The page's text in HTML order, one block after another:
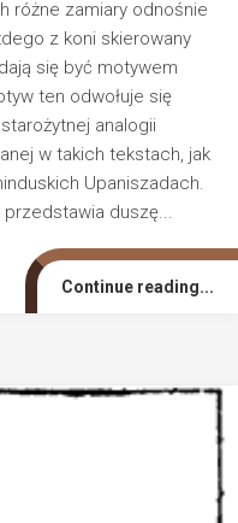
różne zamiary odnośnie
z koni skierowany
się być motywem
ten odwołuje się
analogii
w takich tekstach, jak
Upaniszadach.
duszę...
Continue reading...